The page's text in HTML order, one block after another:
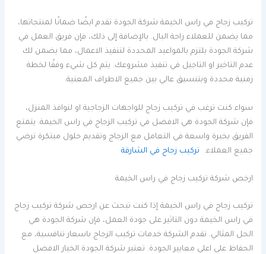
تركيب زجاج في راس الخيمة شركة الجودة تقدم ايضًا ضمانًا لمنتجاتها،
مما يضمن للعملاء راحة البال. بالإضافة إلى ذلك، فإن فريق العمل في
شركة الجودة يلتزم بالمواعيد المحددة لتنفيذ الاعمال، مما يضمن لك
عدم التاخير او التاجيل في تنفيذ مشروعك. يتم كل شيء وفقًا لخطة
زمنية محددة وبتنسيق عالي بين جميع الاطراف المعنية.
سواء كنت ترغب في تركيب زجاج للواجهات الزجاجية او لنوافذ المنزل،
فإن شركة الجودة هي الافضل في تركيب الزجاج في راس الخيمة. يتمتع
الفريق بخبرة واسعة في التعامل مع الزجاج وتقديم حلول مبتكرة ترضي
جميع العملاء. تركيب زجاج في الشارقة
ارخص شركة تركيب زجاج في راس الخيمة
تركيب زجاج في راس الخيمة إذا كنت تبحث عن ارخص شركة تركيب زجاج
في راس الخيمة دون التاثير على جودة العمل، فإن شركة الجودة هي
الحل المثالي. تقدم الشركة خدمات تركيب الزجاج باسعار تنافسية، مع
الحفاظ على اعلى معايير الجودة. تعتبر شركة الجودة الخيار الافضل